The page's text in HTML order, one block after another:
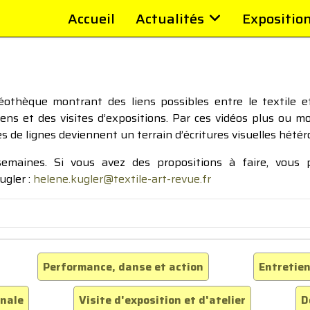
Accueil Actualités
montrant des liens possibles entre le textile
et des visites d’expositions. Par ces vidéos plus ou
de lignes deviennent un terrain d’écritures visuelles
Si vous avez des propositions à faire, vous
: helene.kugler@textile-art-revue.fr
Performance, danse et action
Visite d'exposition et d'atelier